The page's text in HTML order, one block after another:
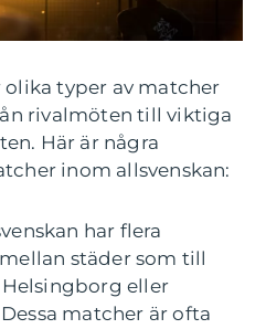
typer av matcher
rivalmöten till viktiga
Här är några
inom allsvenskan:
har flera
städer som till
eller
matcher är ofta